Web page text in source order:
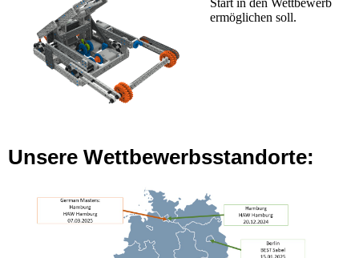
ermöglichen soll.
Unsere Wettbewerbsstandorte: